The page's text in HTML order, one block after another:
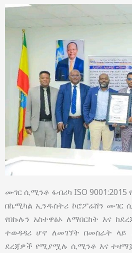
ሙገር ሲሚንቶ ፋብሪካ ISO 9001:2015
በኬሚካል ኢንዱስትሪ ኮሮፖሬሸን ሙገር
የበኩሉን አስተዋፅኦ ለማበርከት እና
ተወዳዳሪ ሆኖ ለመገኘት በመስራት ላይ
ደረጃዎች የሚያሟሉ ሲሚንቶ እና ተዛማጅ